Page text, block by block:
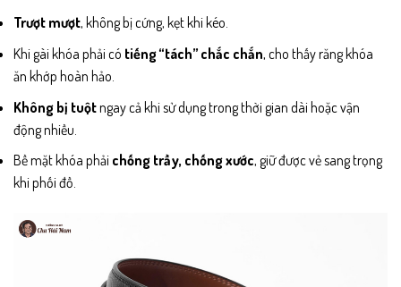
Trượt mượt, không bị cứng, kẹt khi kéo.
Khi gài khóa phải có tiếng “tách” chắc chắn, cho thấy răng khóa
ăn khớp hoàn hảo.
Không bị tuộtngay cả khi sử dụng trong thời gian dài hoặc vận
động nhiều.
Bề mặt khóa phải chống trầy, chống xước, giữ được vẻ sang trọng
khi phối đồ.